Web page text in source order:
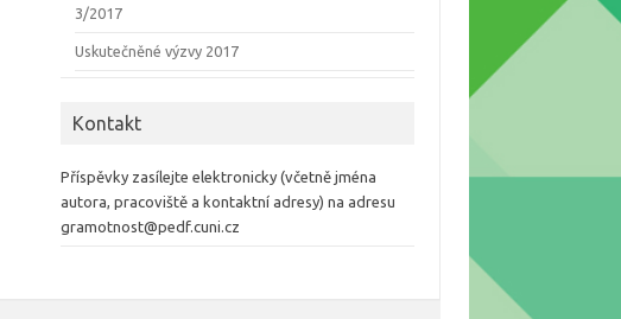
3/2017
Uskutečněné výzvy 2017
Kontakt
Příspěvky zasílejte elektronicky (včetně jména
autora, pracoviště a kontaktní adresy) na adresu
gramotnost@pedf.cuni.cz